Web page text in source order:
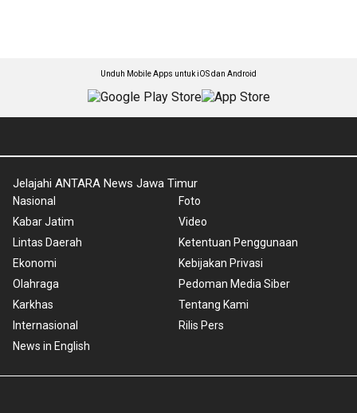
Unduh Mobile Apps untuk iOS dan Android
Jelajahi ANTARA News Jawa Timur
Nasional
Kabar Jatim
Lintas Daerah
Ekonomi
Olahraga
Karkhas
Internasional
News in English
Foto
Video
Ketentuan Penggunaan
Kebijakan Privasi
Pedoman Media Siber
Tentang Kami
Rilis Pers